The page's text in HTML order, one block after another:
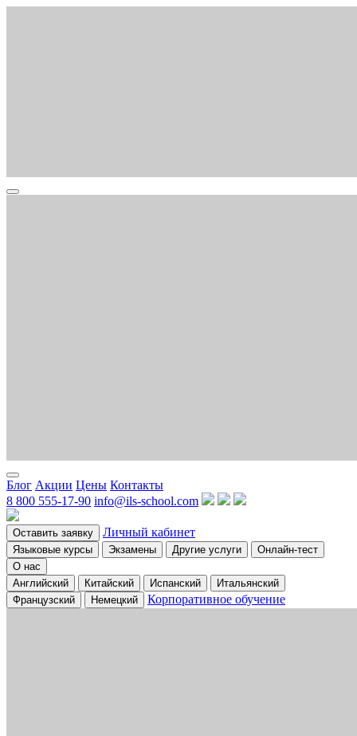
Блог Акции Цены Контакты
8 800 555-17-90 info@ils-school.com
Оставить заявку Личный кабинет
Языковые курсы Экзамены Другие услуги
Онлайн-тест
О нас
Английский
Китайский Испанский
Итальянский
Французский
Немецкий Корпоративное обучение